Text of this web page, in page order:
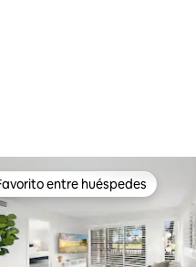
entre huéspedes preferido
entre huéspedes